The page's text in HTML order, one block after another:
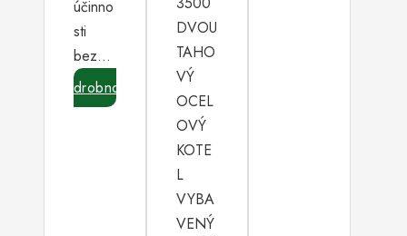
účinno
sti
bez…
Podrobnosti
DVOU
TAHO
VÝ
OCEL
OVÝ
KOTE
L
VYBA
VENÝ